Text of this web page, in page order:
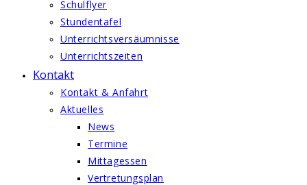
Schulflyer
Stundentafel
Unterrichtsversäumnisse
Unterrichtszeiten
Kontakt
Kontakt & Anfahrt
Aktuelles
News
Termine
Mittagessen
Vertretungsplan